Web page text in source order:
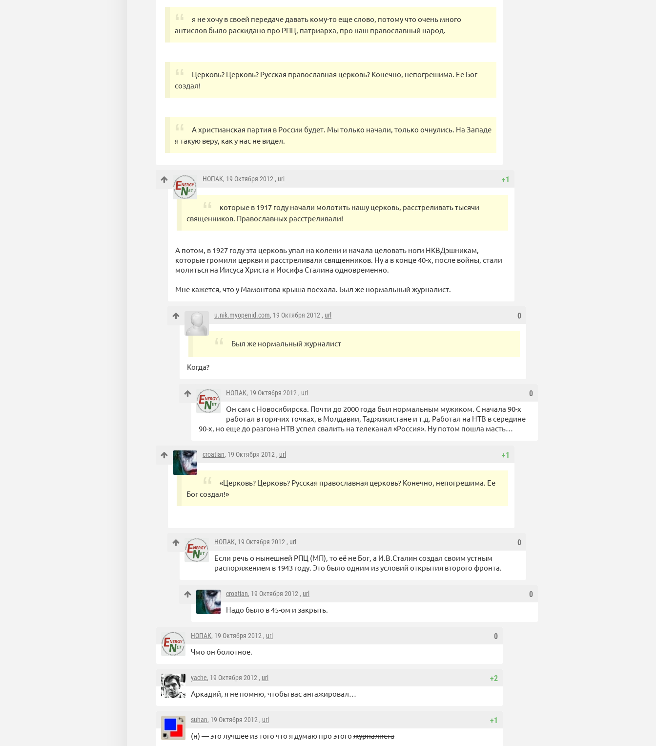
я не хочу в своей передаче давать кому-то еще слово, потому что очень много
антислов было раскидано про РПЦ, патриарха, про наш православный народ.
Церковь? Церковь? Русская православная церковь? Конечно, непогрешима. Ее Бог
создал!
А христианская партия в России будет. Мы только начали, только очнулись. На Западе
я такую веру, как у нас не видел.
+1
НОПАК, 19 Октября 2012 , url
которые в 1917 году начали молотить нашу церковь, расстреливать тысячи
священников. Православных расстреливали!
А потом, в 1927 году эта церковь упал на колени и начала целовать ноги НКВДэшникам,
которые громили церкви и расстреливали священников. Ну а в конце 40-х, после войны, стали
молиться на Иисуса Христа и Иосифа Сталина одновременно.
Мне кажется, что у Мамонтова крыша поехала. Был же нормальный журналист.
0
u.nik.myopenid.com, 19 Октября 2012 , url
Был же нормальный журналист
Когда?
0
НОПАК, 19 Октября 2012 , url
Он сам с Новосибирска. Почти до 2000 года был нормальным мужиком. С начала 90-х
работал в горячих точках, в Молдавии, Таджикистане и т.д. Работал на НТВ в середине
90-х, но еще до разгона НТВ успел свалить на телеканал «Россия». Ну потом пошла масть…
+1
croatian, 19 Октября 2012 , url
«Церковь? Церковь? Русская православная церковь? Конечно, непогрешима. Ее
Бог создал!»
0
НОПАК, 19 Октября 2012 , url
Если речь о нынешней РПЦ (МП), то её не Бог, а И.В.Сталин создал своим устным
распоряжением в 1943 году. Это было одним из условий открытия второго фронта.
0
croatian, 19 Октября 2012 , url
Надо было в 45-ом и закрыть.
0
НОПАК, 19 Октября 2012 , url
Чмо он болотное.
+2
yache, 19 Октября 2012 , url
Аркадий, я не помню, чтобы вас ангажировал…
+1
suhan, 19 Октября 2012 , url
(н) — это лучшее из того что я думаю про этого журналиста